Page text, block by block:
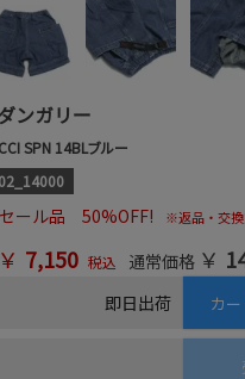
ンガリー
SPN 14BLブルー
セール品 50%OFF! ※返品・交
￥ 7,150 税込 通常価格 ￥
即日出荷 カ